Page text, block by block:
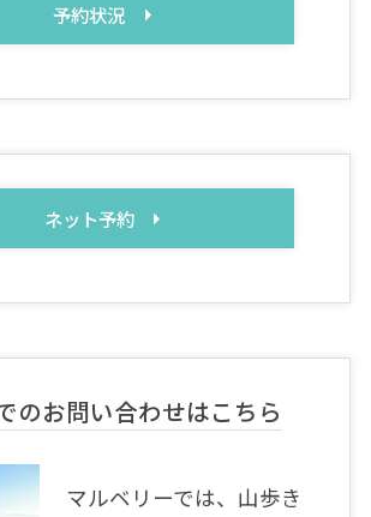
予約状況
ネット予約
のお問い合わせはこちら
マルベリーでは、山歩き